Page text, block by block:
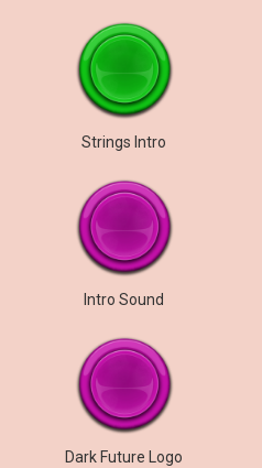
Strings Intro
Intro Sound
Dark Future Logo